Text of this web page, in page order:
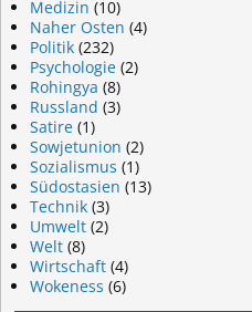
Medizin (10)
Naher Osten (4)
Politik (232)
Psychologie (2)
Rohingya (8)
Russland (3)
Satire (1)
Sowjetunion (2)
Sozialismus (1)
Südostasien (13)
Technik (3)
Umwelt (2)
Welt (8)
Wirtschaft (4)
Wokeness (6)